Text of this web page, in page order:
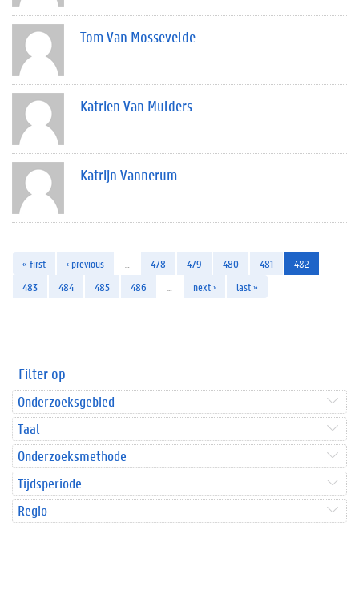
Tom Van Mossevelde
Katrien Van Mulders
Katrijn Vannerum
« first ‹ previous 478 479 480 481
482
483
484 485 486 next › last »
Filter op
Onderzoeksgebied
Taal
Onderzoeksmethode
Tijdsperiode
Regio